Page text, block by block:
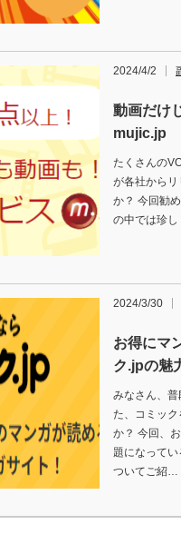
2024/4/2
動画だけ
mujic.jp
たくさんの
が各社から
か？ 今回勧
の中では珍
2024/3/30
お得にマ
ク.jpの魅
みなさん、普
た、コミッ
か？ 今回、
題になって
ついてご紹…